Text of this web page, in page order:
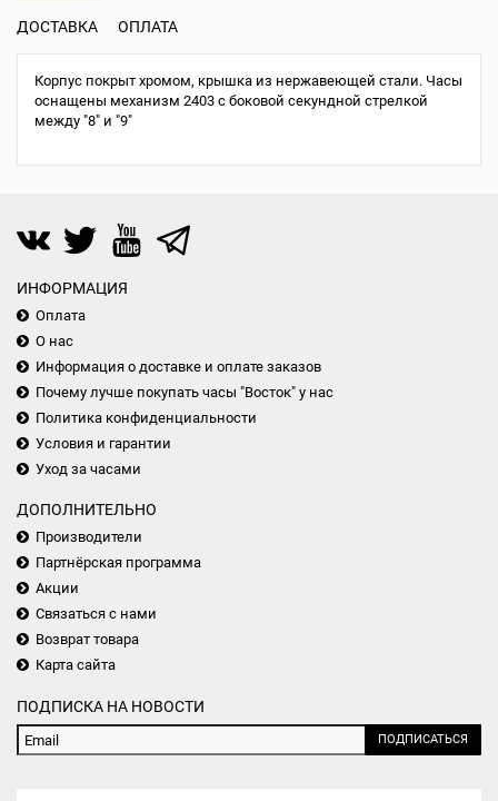
ДОСТАВКА ОПЛАТА
Корпус покрыт хромом, крышка из нержавеющей стали. Часы
оснащены механизм 2403 с боковой секундной стрелкой
между "8" и "9"
ИНФОРМАЦИЯ
Оплата
О нас
Информация о доставке и оплате заказов
Почему лучше покупать часы "Восток" у нас
Политика конфиденциальности
Условия и гарантии
Уход за часами
ДОПОЛНИТЕЛЬНО
Производители
Партнёрская программа
Акции
Связаться с нами
Возврат товара
Карта сайта
ПОДПИСКА НА НОВОСТИ
ПОДПИСАТЬСЯ